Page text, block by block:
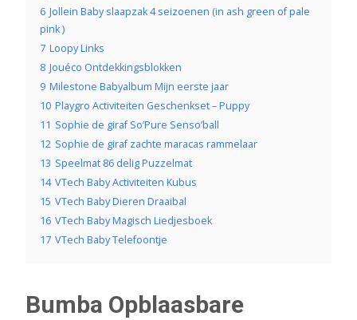
6 Jollein Baby slaapzak 4 seizoenen (in ash green of pale
pink )
7 Loopy Links
8 Jouéco Ontdekkingsblokken
9 Milestone Babyalbum Mijn eerste jaar
10 Playgro Activiteiten Geschenkset – Puppy
11 Sophie de giraf So’Pure Senso’ball
12 Sophie de giraf zachte maracas rammelaar
13 Speelmat 86 delig Puzzelmat
14 VTech Baby Activiteiten Kubus
15 VTech Baby Dieren Draaibal
16 VTech Baby Magisch Liedjesboek
17 VTech Baby Telefoontje
Bumba Opblaasbare